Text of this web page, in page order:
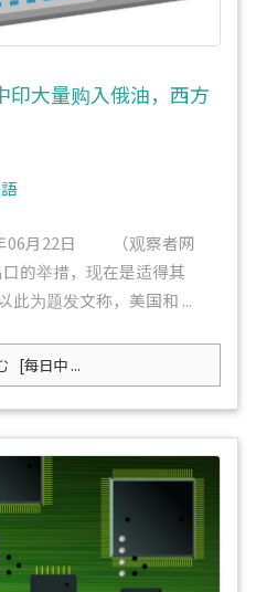
大量购入俄油，西方
年06月22日 （观察者网
的举措，现在是适得其
此为题发文称，美国和 ...
[每日中 ...